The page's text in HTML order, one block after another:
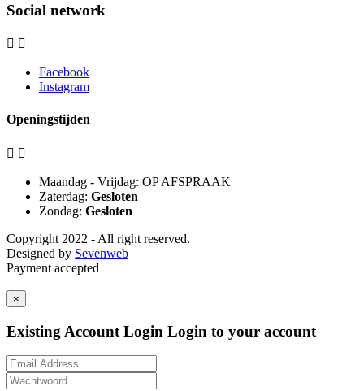
Social network
 
Facebook
Instagram
Openingstijden
 
Maandag - Vrijdag: OP AFSPRAAK
Zaterdag: Gesloten
Zondag: Gesloten
Copyright 2022 - All right reserved.
Designed by Sevenweb
Payment accepted
×
Existing Account Login Login to your account